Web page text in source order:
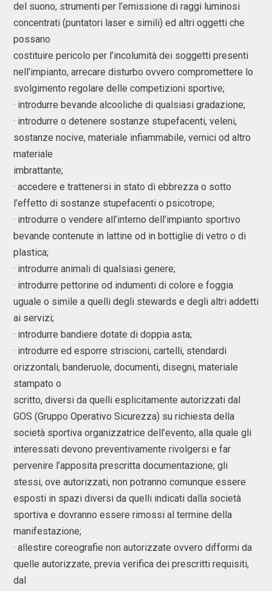
del suono, strumenti per l’emissione di raggi luminosi
concentrati (puntatori laser e simili) ed altri oggetti che
possano
costituire pericolo per l’incolumità dei soggetti presenti
nell’impianto, arrecare disturbo ovvero compromettere lo
svolgimento regolare delle competizioni sportive;
· introdurre bevande alcooliche di qualsiasi gradazione;
· introdurre o detenere sostanze stupefacenti, veleni,
sostanze nocive, materiale infiammabile, vernici od altro
materiale
imbrattante;
· accedere e trattenersi in stato di ebbrezza o sotto
l’effetto di sostanze stupefacenti o psicotrope;
· introdurre o vendere all’interno dell’impianto sportivo
bevande contenute in lattine od in bottiglie di vetro o di
plastica;
· introdurre animali di qualsiasi genere;
· introdurre pettorine od indumenti di colore e foggia
uguale o simile a quelli degli stewards e degli altri addetti
ai servizi;
· introdurre bandiere dotate di doppia asta;
· introdurre ed esporre striscioni, cartelli, stendardi
orizzontali, banderuole, documenti, disegni, materiale
stampato o
scritto, diversi da quelli esplicitamente autorizzati dal
GOS (Gruppo Operativo Sicurezza) su richiesta della
società sportiva organizzatrice dell’evento, alla quale gli
interessati devono preventivamente rivolgersi e far
pervenire l’apposita prescritta documentazione; gli
stessi, ove autorizzati, non potranno comunque essere
esposti in spazi diversi da quelli indicati dalla società
sportiva e dovranno essere rimossi al termine della
manifestazione;
· allestire coreografie non autorizzate ovvero difformi da
quelle autorizzate, previa verifica dei prescritti requisiti,
dal